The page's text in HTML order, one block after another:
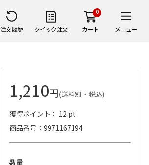
注文履歴 クイック注文
0
カート メニュー
1,210円(送料別・税込)
獲得ポイント： 12 pt
商品番号
9971167194
数量